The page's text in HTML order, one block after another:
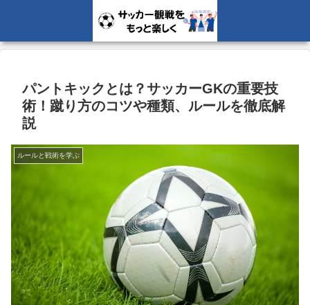
パントキックとは？サッカーGKの重要技
術！蹴り方のコツや種類、ルールを徹底解
説
ルールと戦術を学ぶ